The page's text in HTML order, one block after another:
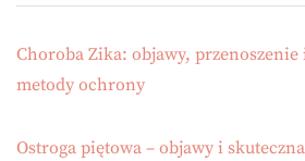
Choroba Zika: objawy, przenoszenie
metody ochrony
Ostroga piętowa – objawy i